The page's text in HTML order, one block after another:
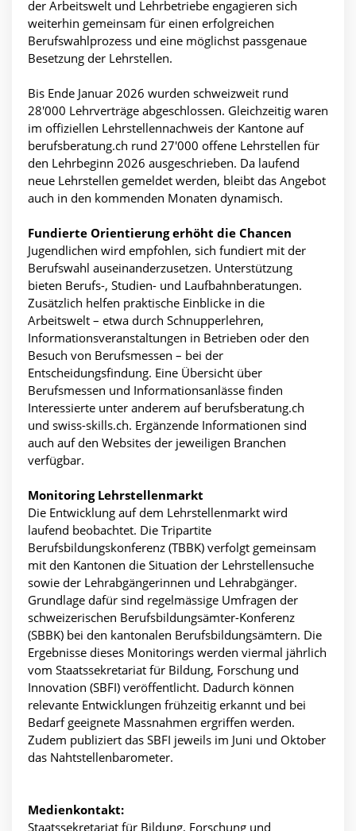
der Arbeitswelt und Lehrbetriebe engagieren sich
weiterhin gemeinsam für einen erfolgreichen
Berufswahlprozess und eine möglichst passgenaue
Besetzung der Lehrstellen.
Bis Ende Januar 2026 wurden schweizweit rund
28'000 Lehrverträge abgeschlossen. Gleichzeitig waren
im offiziellen Lehrstellennachweis der Kantone auf
berufsberatung.ch rund 27'000 offene Lehrstellen für
den Lehrbeginn 2026 ausgeschrieben. Da laufend
neue Lehrstellen gemeldet werden, bleibt das Angebot
auch in den kommenden Monaten dynamisch.
Fundierte Orientierung erhöht die Chancen
Jugendlichen wird empfohlen, sich fundiert mit der
Berufswahl auseinanderzusetzen. Unterstützung
bieten Berufs-, Studien- und Laufbahnberatungen.
Zusätzlich helfen praktische Einblicke in die
Arbeitswelt – etwa durch Schnupperlehren,
Informationsveranstaltungen in Betrieben oder den
Besuch von Berufsmessen – bei der
Entscheidungsfindung. Eine Übersicht über
Berufsmessen und Informationsanlässe finden
Interessierte unter anderem auf berufsberatung.ch
und swiss-skills.ch. Ergänzende Informationen sind
auch auf den Websites der jeweiligen Branchen
verfügbar.
Monitoring Lehrstellenmarkt
Die Entwicklung auf dem Lehrstellenmarkt wird
laufend beobachtet. Die Tripartite
Berufsbildungskonferenz (TBBK) verfolgt gemeinsam
mit den Kantonen die Situation der Lehrstellensuche
sowie der Lehrabgängerinnen und Lehrabgänger.
Grundlage dafür sind regelmässige Umfragen der
schweizerischen Berufsbildungsämter-Konferenz
(SBBK) bei den kantonalen Berufsbildungsämtern. Die
Ergebnisse dieses Monitorings werden viermal jährlich
vom Staatssekretariat für Bildung, Forschung und
Innovation (SBFI) veröffentlicht. Dadurch können
relevante Entwicklungen frühzeitig erkannt und bei
Bedarf geeignete Massnahmen ergriffen werden.
Zudem publiziert das SBFI jeweils im Juni und Oktober
das Nahtstellenbarometer.
Medienkontakt:
Staatssekretariat für Bildung, Forschung und